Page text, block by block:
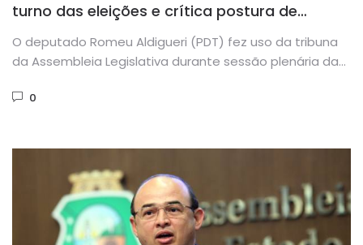
turno das eleições e crítica postura de
Bolsonaro
O deputado Romeu Aldigueri (PDT) fez uso da tribuna
da Assembleia Legislativa durante sessão plenária da
0